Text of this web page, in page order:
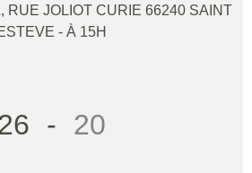
RUE JOLIOT CURIE 66240 SAINT
- À 15H
- 20